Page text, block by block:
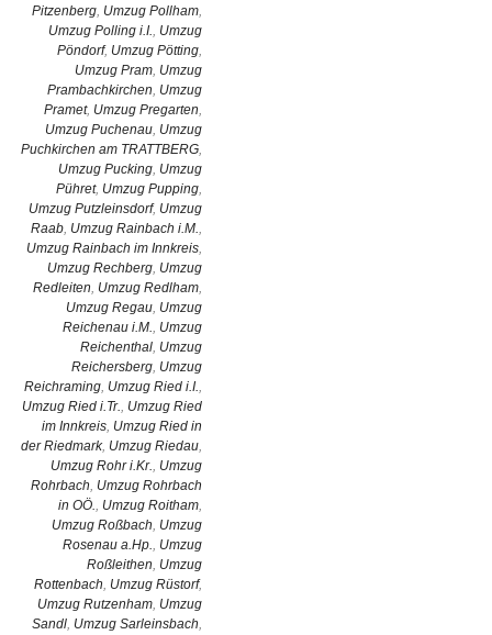
Pitzenberg, Umzug Pollham,
Umzug Polling i.I., Umzug
Pöndorf, Umzug Pötting,
Umzug Pram, Umzug
Prambachkirchen, Umzug
Pramet, Umzug Pregarten,
Umzug Puchenau, Umzug
Puchkirchen am TRATTBERG,
Umzug Pucking, Umzug
Pühret, Umzug Pupping,
Umzug Putzleinsdorf, Umzug
Raab, Umzug Rainbach i.M.,
Umzug Rainbach im Innkreis,
Umzug Rechberg, Umzug
Redleiten, Umzug Redlham,
Umzug Regau, Umzug
Reichenau i.M., Umzug
Reichenthal, Umzug
Reichersberg, Umzug
Reichraming, Umzug Ried i.I.,
Umzug Ried i.Tr., Umzug Ried
im Innkreis, Umzug Ried in
der Riedmark, Umzug Riedau,
Umzug Rohr i.Kr., Umzug
Rohrbach, Umzug Rohrbach
in OÖ., Umzug Roitham,
Umzug Roßbach, Umzug
Rosenau a.Hp., Umzug
Roßleithen, Umzug
Rottenbach, Umzug Rüstorf,
Umzug Rutzenham, Umzug
Sandl, Umzug Sarleinsbach,